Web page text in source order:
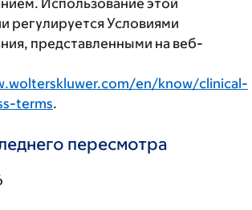
Использование этой
регулируется Условиями
представленными на веб-
en/know/clinical-
terms.
пересмотра